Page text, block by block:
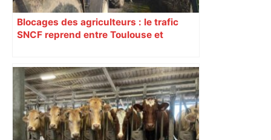
Blocages des agriculteurs : le trafic
SNCF reprend entre Toulouse et